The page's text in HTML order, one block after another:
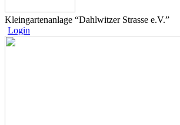
Kleingartenanlage “Dahlwitzer Strasse e.V.”
Login